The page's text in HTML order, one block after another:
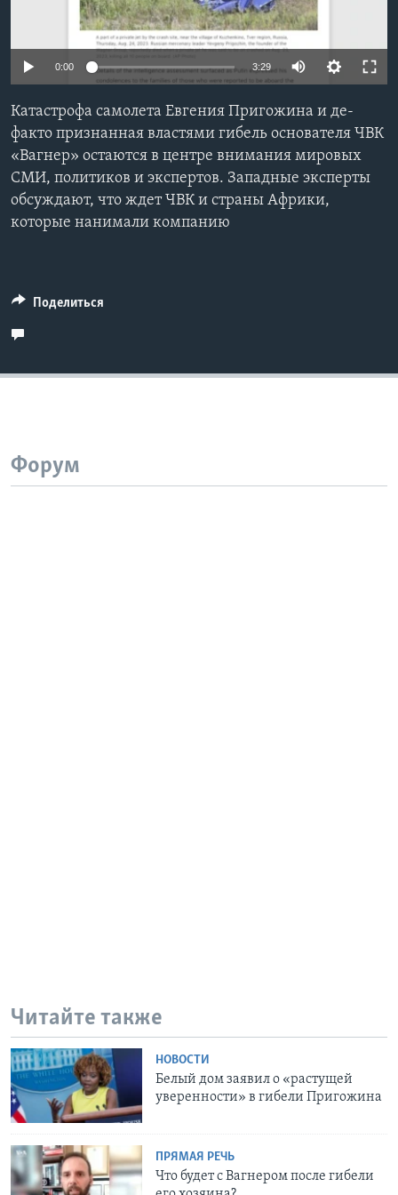
Learning English
СОЦИАЛЬНЫЕ СЕТИ
Языки
0:00 3:29
Катастрофа самолета Евгения Пригожина и де-
факто признанная властями гибель основателя ЧВК
«Вагнер» остаются в центре внимания мировых
СМИ, политиков и экспертов. Западные эксперты
обсуждают, что ждет ЧВК и страны Африки,
которые нанимали компанию
Поделиться
Форум
Читайте также
НОВОСТИ
Белый дом заявил о «растущей
уверенности» в гибели Пригожина
ПРЯМАЯ РЕЧЬ
Что будет с Вагнером после гибели